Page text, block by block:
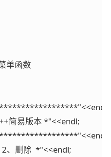
单函数
简易版本 *"<<endl;
、删除  *"<<endl;